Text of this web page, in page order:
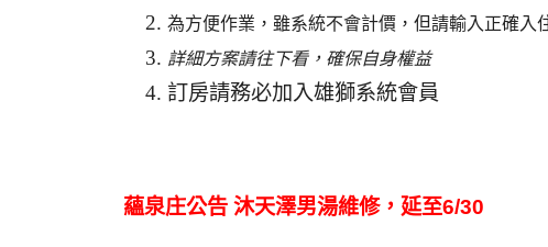
為方便作業，雖系統不會計價，但請輸入正確入
詳細方案請往下看，確保自身權益
訂房請務必加入雄獅系統會員
蘊泉庄公告 沐天澤男湯維修，延至6/30